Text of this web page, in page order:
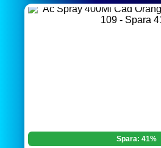
Spara: 41%